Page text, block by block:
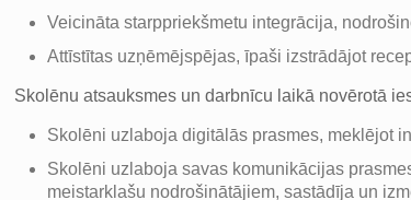
Veicināta starppriekšmetu integrācija,
Attīstītas uzņēmējspējas, īpaši izstrādājot
Skolēnu atsauksmes un darbnīcu laikā novērotā
Skolēni uzlaboja digitālās prasmes, meklējot
Skolēni uzlaboja savas komunikācijas
meistarklašu nodrošinātājiem, sastādīja un